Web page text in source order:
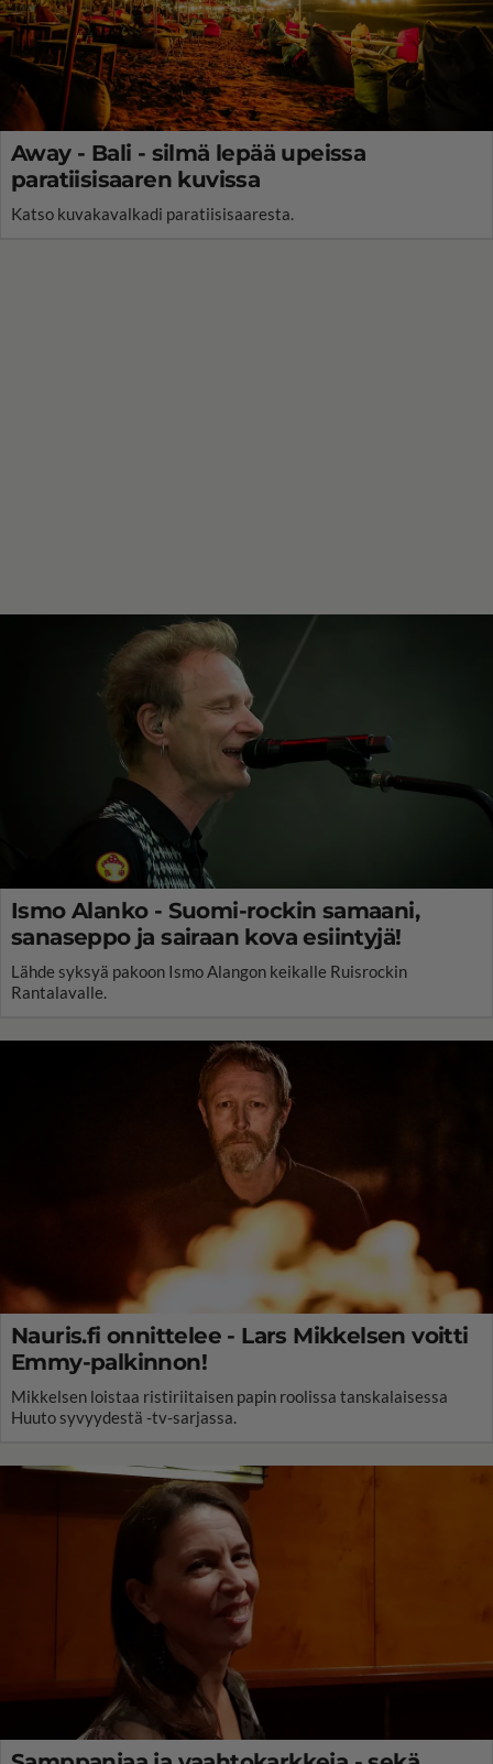
Away - Bali - silmä lepää upeissa
paratiisisaaren kuvissa
Katso kuvakavalkadi paratiisisaaresta.
Ismo Alanko - Suomi-rockin samaani,
sanaseppo ja sairaan kova esiintyjä!
Lähde syksyä pakoon Ismo Alangon keikalle Ruisrockin
Rantalavalle.
Nauris.fi onnittelee - Lars Mikkelsen voitti
Emmy-palkinnon!
Mikkelsen loistaa ristiriitaisen papin roolissa tanskalaisessa
Huuto syvyydestä -tv-sarjassa.